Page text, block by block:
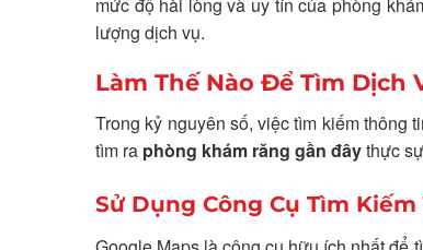
lượng dịch vụ.
Làm Thế Nào Để Tìm Dịch
Trong kỷ nguyên số, việc tìm kiếm thông
tìm ra phòng khám răng gần đâythực
Sử Dụng Công Cụ Tìm